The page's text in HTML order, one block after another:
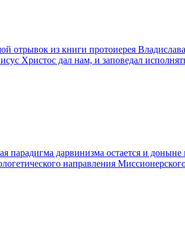
отрывок из книги протоиерея
Христос дал нам, и заповедал
парадигма дарвинизма остается и
направления